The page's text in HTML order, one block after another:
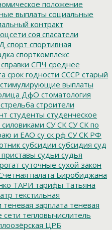
положение
выплаты социальные
контракт
соя спасатели
спорт спортивная
спорткомплекс
справки СПЧ среднее
срок годности СССР старый
стимулирующие выплаты
ДфО стоматология
стрельба строители
студенты студенческое
СУ СК СУ СК по
и ЕАО су ск рф СУ СК РФ
субсидии субсидия суд
судьи судья
суточные сухой закон
палата Биробиджана
ТАРИ тарифы Татьяна
текстильная
теневая зарплата теневая
сети тепловычислитель
ЦРБ